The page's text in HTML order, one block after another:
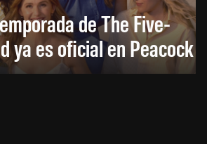
de The Five-
ya es oficial en Peacock